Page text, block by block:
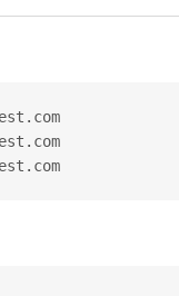
getent hosts hadoop3.test.com